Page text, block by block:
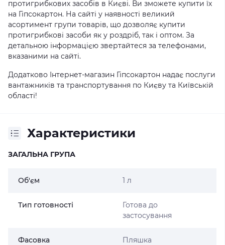
протигрибкових засобів в Києві. Ви зможете купити їх
на Гіпсокартон. На сайті у наявності великий
асортимент групи товарів, що дозволяє купити
протигрибкові засоби як у роздріб, так і оптом. За
детальною інформацією звертайтеся за телефонами,
вказаними на сайті.
Додатково Інтернет-магазин Гіпсокартон надає послуги
вантажників та транспортування по Києву та Київській
області!
Характеристики
ЗАГАЛЬНА ГРУПА
Об'єм 1 л
Тип готовності
Готова до
застосування
Фасовка Пляшка